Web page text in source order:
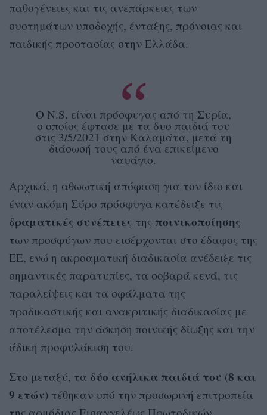
παθογένειες και τις ανεπάρκειες των
συστημάτων υποδοχής, ένταξης, πρόνοιας και
παιδικής προστασίας στην Ελλάδα.
Ο N.S. είναι πρόσφυγας από τη Συρία,
ο οποίος έφτασε με τα δυο παιδιά του
στις 3/5/2021 στην Καλαμάτα, μετά τη
διάσωσή τους από ένα επικείμενο
ναυάγιο.
Αρχικά, η αθωωτική απόφαση για τον ίδιο και
έναν ακόμη Σύρο πρόσφυγα κατέδειξε τις
δραματικές συνέπειες της ποινικοποίησης
των προσφύγων που εισέρχονται στο έδαφος της
ΕΕ, ενώ η ακροαματική διαδικασία ανέδειξε τις
σημαντικές παρατυπίες, τα σοβαρά κενά, τις
παραλείψεις και τα σφάλματα της
προδικαστικής και ανακριτικής διαδικασίας με
αποτέλεσμα την άσκηση ποινικής δίωξης και την
άδικη προφυλάκιση του.
Στο μεταξύ, τα δύο ανήλικα παιδιά του (8 και
9 ετών) τέθηκαν υπό την προσωρινή επιτροπεία